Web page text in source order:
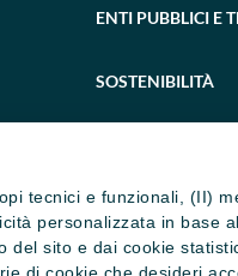
tecnici e funzionali, (II)
personalizzata in base
del sito e dai cookie
ENTI PUBBLICI E
SOSTENIBILITÀ